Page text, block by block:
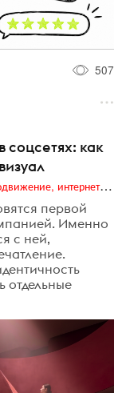
507
соцсетях: как
Digital (web-дизайн, интернет-реклама и продвижение, интернет-сообщества и блоги, интернет-коммуникации, мобильный маркетинг, реклама на цифровых экранах)
первой
Именно
с ней,
отдельные